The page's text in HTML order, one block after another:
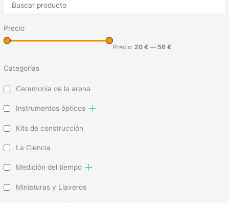
Precio
Precio:20 € — 56 €
Categorías
Ceremonia de la arena
Instrumentos ópticos
Kits de construcción
La Ciencia
Medición del tiempo
Miniaturas y Llaveros